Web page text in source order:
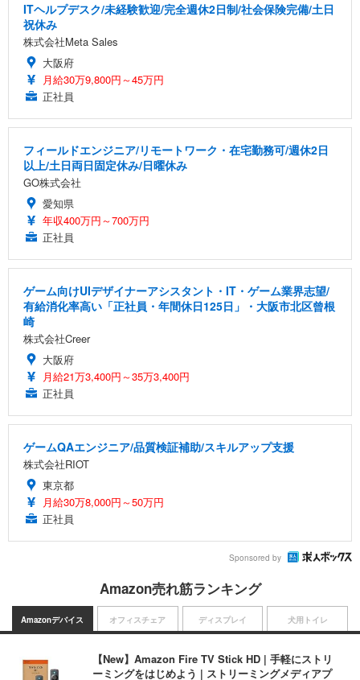
ITヘルプデスク/未経験歓迎/完全週休2日制/社会保険完備/土日
祝休み
株式会社Meta Sales
大阪府
月給30万9,800円～45万円
正社員
フィールドエンジニア/リモートワーク・在宅勤務可/週休2日
以上/土日両日固定休み/日曜休み
GO株式会社
愛知県
年収400万円～700万円
正社員
ゲーム向けUIデザイナーアシスタント・IT・ゲーム業界志望/
有給消化率高い「正社員・年間休日125日」・大阪市北区曾根
崎
株式会社Creer
大阪府
月給21万3,400円～35万3,400円
正社員
ゲームQAエンジニア/品質検証補助/スキルアップ支援
株式会社RIOT
東京都
月給30万8,000円～50万円
正社員
Sponsored by
Amazon売れ筋ランキング
Amazonデバイス
【New】Amazon Fire TV Stick HD | 手軽にストリ
ーミングをはじめよう | ストリーミングメディアプ
オフィスチェア ディスプレイ 犬用トイレ